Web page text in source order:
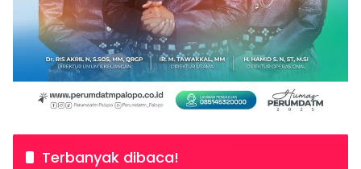
Terbanyak dibaca!